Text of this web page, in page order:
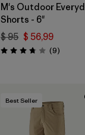
M's Outdoor
Shorts - 6"
$ 95 $ 56,99
Valoración: 3.8 / 5
(9)
Best Seller